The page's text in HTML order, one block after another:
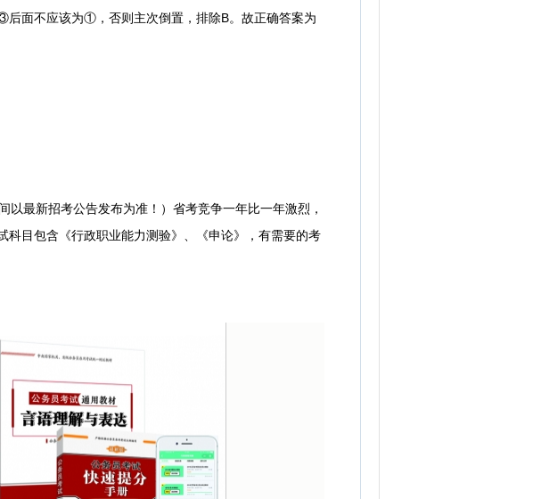
面不应该为①，否则主次倒置，排除B。故正确答案为
以最新招考公告发布为准！） 省考竞争一年比一年激烈，
科目包含《行政职业能力测验》、《申论》，有需要的考